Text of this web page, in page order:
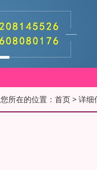
您所在的位置： 首页> 详细